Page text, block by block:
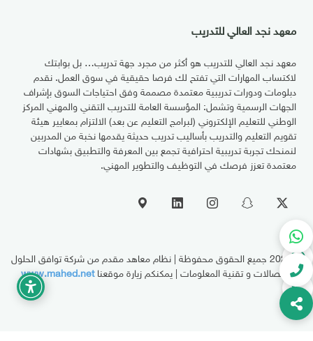
معهد نجد العالي للتدريب
معهد نجد العالي للتدريب هو أكثر من مجرد جهة تدريب… بل بوابتك
لاكتساب المهارات التي تفتح لك فرصا حقيقية في سوق العمل. نقدم
دبلومات ودورات تدريبية معتمدة مصممة وفق احتياجات السوق بإشراف
الجهات الرسمية وتشمل: المؤسسة العامة للتدريب التقني والمهني المركز
الوطني للتعليم الإلكتروني (لبرامج التعليم عن بعد) الالتزام بمعايير هيئة
تقويم التعليم والتدريب بأساليب تدريب حديثة يقدمها نخبة من المدربين
لنمنحك تجربة تدريبية احترافية تجمع بين المعرفة والتطبيق بشهادات
معتمدة تعزز فرصك في التوظيف والتطوير المهني.
© 2026
جميع الحقوق محفوظة | نظام معاهد مقدم من شركة توافق الحلول
للإتصالات و تقنية المعلومات | يمكنكم زيارة موقعناwww.mahed.net